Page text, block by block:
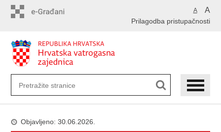
A A
Prilagodba pristupačnosti
Objavljeno: 30.06.2026.